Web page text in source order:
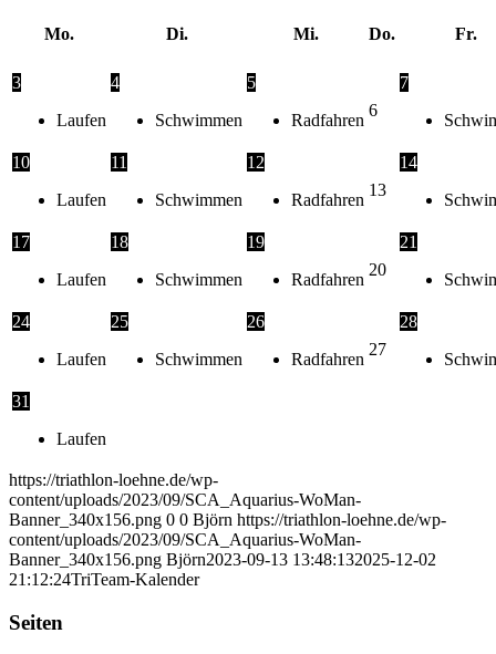
Mo. Di. Mi. Do. Fr.
3
Laufen
4
Schwimmen
5
Radfahren
6
7
10
Laufen
11
Schwimmen
12
Radfahren
13
14
17
Laufen
18
Schwimmen
19
Radfahren
20
21
24
Laufen
25
Schwimmen
26
Radfahren
27
28
31
Laufen
https://triathlon-loehne.de/wp-
content/uploads/2023/09/SCA_Aquarius-WoMan-
Banner_340x156.png 0 0 Björn https://triathlon-loehne.de/wp-
content/uploads/2023/09/SCA_Aquarius-WoMan-
Banner_340x156.png Björn2023-09-13 13:48:132025-12-02
21:12:24TriTeam-Kalender
Seiten